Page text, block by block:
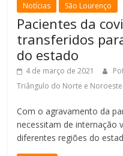
Notícias São Lourenço
Pacientes da
transferidos
do estado
4 de março de 2021
Triângulo do Norte e Noroeste
Com o agravamento da
necessitam de internação
diferentes regiões do